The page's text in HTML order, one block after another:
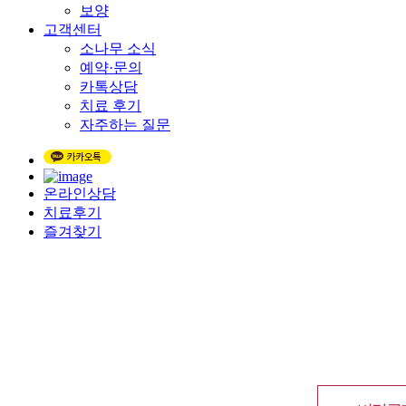
보양
고객센터
소나무 소식
예약·문의
카톡상담
치료 후기
자주하는 질문
온라인상담
치료후기
즐겨찾기